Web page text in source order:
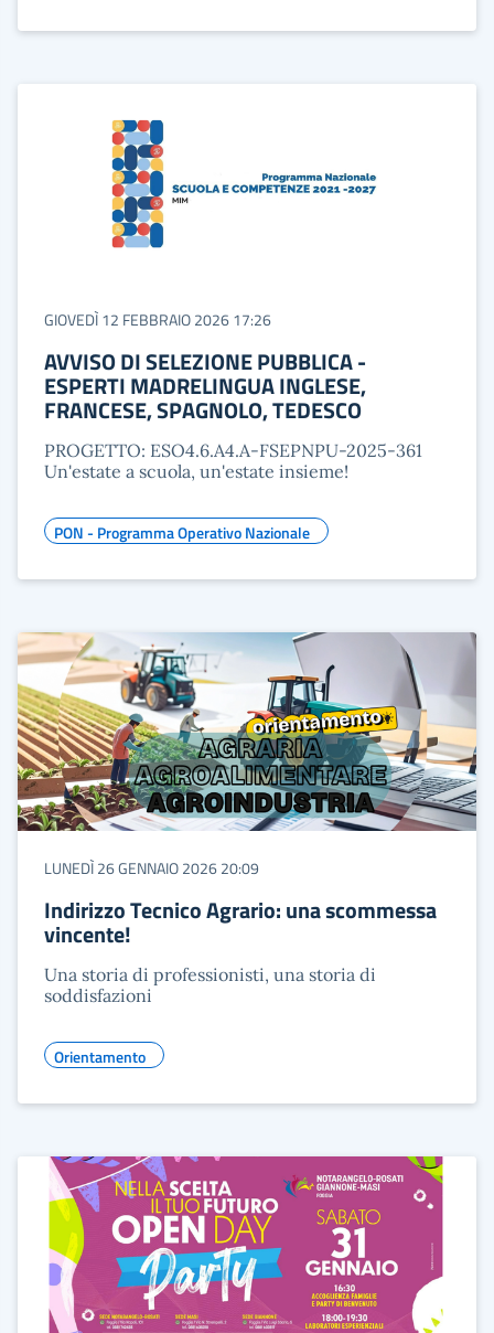
GIOVEDÌ 12 FEBBRAIO 2026 17:26
AVVISO DI SELEZIONE PUBBLICA -
ESPERTI MADRELINGUA INGLESE,
FRANCESE, SPAGNOLO, TEDESCO
PROGETTO: ESO4.6.A4.A-FSEPNPU-2025-361
Un'estate a scuola, un'estate insieme!
PON - Programma Operativo Nazionale
LUNEDÌ 26 GENNAIO 2026 20:09
Indirizzo Tecnico Agrario: una scommessa
vincente!
Una storia di professionisti, una storia di
soddisfazioni
Orientamento